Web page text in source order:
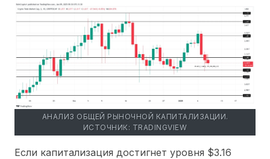
АНАЛИЗ ОБЩЕЙ РЫНОЧНОЙ КАПИТАЛИЗАЦИИ.
ИСТОЧНИК: TRADINGVIEW
Если капитализация достигнет уровня $3.16